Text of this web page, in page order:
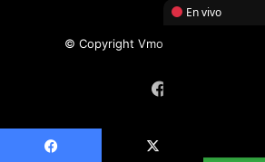
© Copyright Vmotor TI 2026, All
En vivo